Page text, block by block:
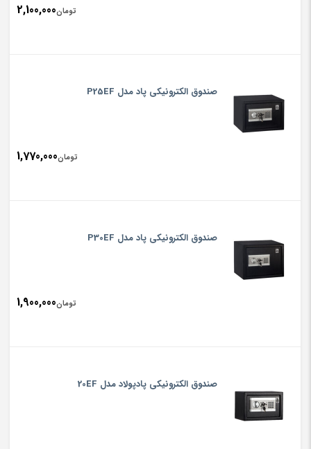
تومان2,100,000
صندوق الکترونیکی پاد مدل P25EF
تومان1,770,000
صندوق الکترونیکی پاد مدل P30EF
تومان1,900,000
صندوق الکترونیکی پادپولاد مدل 20EF